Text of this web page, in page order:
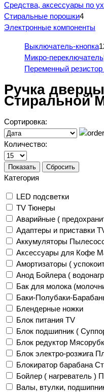
Средства, аксессуары по
Стиральные порошки4
Электронные компоненты
Выключатель-кнопка
Микро-переключатель
Переменный резистор
Ручка
Стиральной
Сортировка:
Количество:
Показать Сбросить
Категория
LED подсветки
TV Тюнеры
Аварийные (
Адаптеры и приставки
Аккумуляторы
Аксессуары для Кофе
Амортизаторы (
Анод Бойлера (
Бак для молока
Баки-Полубаки-
Блендерные ножки
Блок питания TV
Блок подшипник (
Блок редуктор
Блок электро-розжига
Блокиратор барабана
Бойлер ( нагреватель )
Валы, втулки,